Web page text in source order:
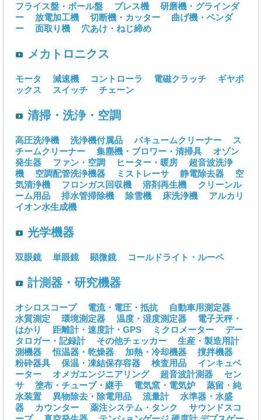
フライス盤・ボール盤 プレス機
研磨機・グラインダ
ー
放電加工機 切断機・カッター
曲げ機・ベンダ
ー
面取り機 穴あけ・ねじ締め
メカトロニクス
モータ 減速機 コントローラ 電磁クラッチ
ギヤボ
ックス
スイッチ チェーン
清掃・洗浄・空調
高圧洗浄機 洗浄機付属品 バキュームクリーナー
ス
チームクリーナー
集塵機・ブロワー・清掃具
オゾン
発生器
ファン・空調 ヒーター・暖房
超音波洗浄
機
空調配管洗浄機器 ミストレーサ 静電除去器
空
気清浄機
フロンガス回収機 溶剤再生機
クリーンル
ーム用品
排水管掃除機 除雪機 床洗浄機
アルカリ
イオン水生成機
光学機器
双眼鏡 単眼鏡 顕微鏡 コールドライト・ルーペ
計測器・研究機器
オシロスコープ 電流・電圧・抵抗
自動車用測定器
水質測定
環境測定器 温度・湿度測定器
電子天秤・
はかり
距離計・速度計・GPS ミクロメーター
デー
タロガー・記録計
その他チェッカー
生産・製造用計
測機器
恒温器・乾燥器 加熱・冷却機器
撹拌機器
粉砕器具
保温・凍結保存容器 検査用品
インキュベ
ーター
オメガエンジニアリング 超音波計測器
セン
サ
塗布・チューブ・継手 電気窯・電気炉
蒸留・純
水装置
異物除去・除電用品 流量計
水準器・水盛
器
カウンター 薬注システム・タンク
サウンドスコ